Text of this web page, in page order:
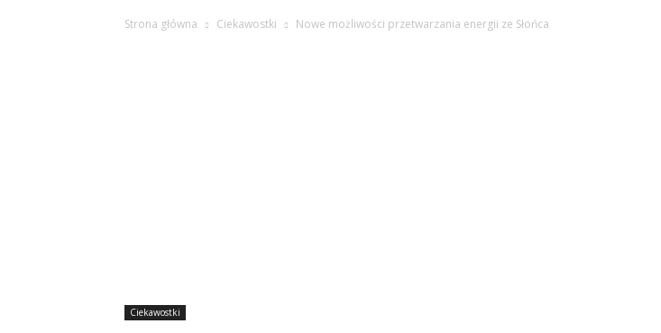
Strona główna Ciekawostki Nowe możliwości przetwarzania energii ze Słońca
Ciekawostki